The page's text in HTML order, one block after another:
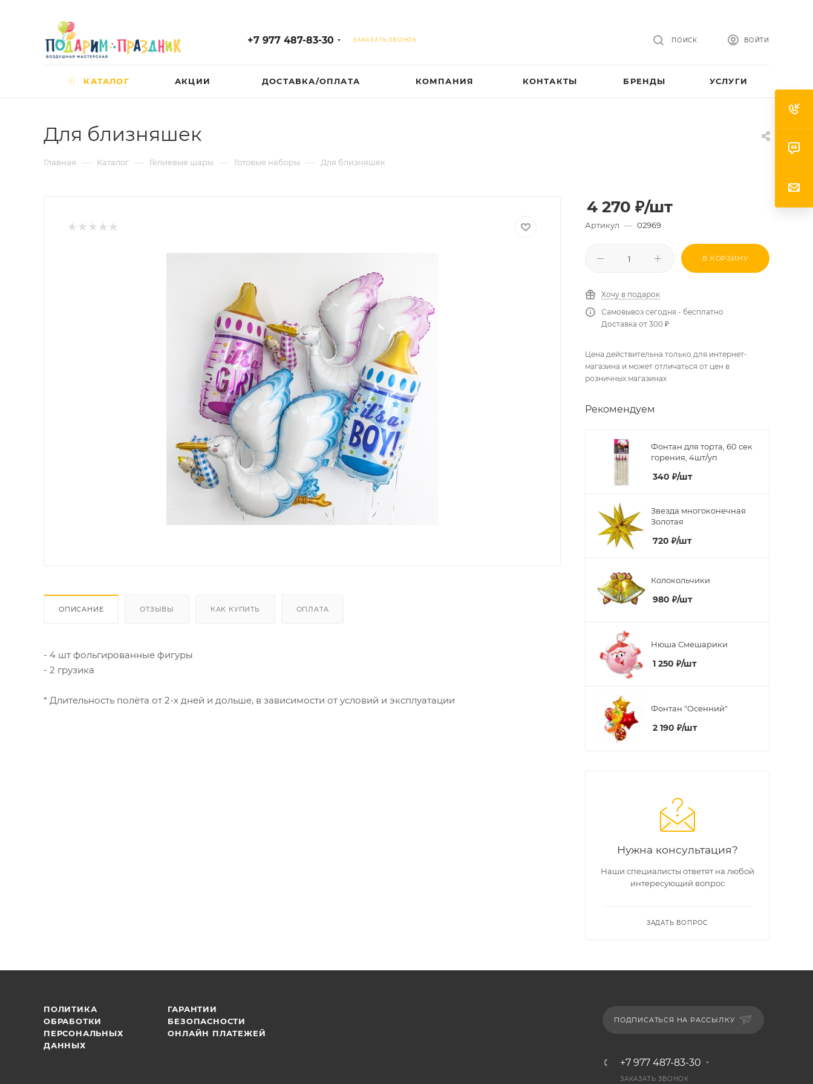
+7 977 487-83-30 ЗАКАЗАТЬ ЗВОНОК ВОЙТИ
ПОИСК
КАТАЛОГ АКЦИИ ДОСТАВКА/ОПЛАТА КОМПАНИЯ КОНТАКТЫ БРЕНДЫ УСЛУГИ
Для близняшек
Главная — Каталог — Гелиевые шары — Готовые наборы — Для близняшек
ОПИСАНИЕ ОТЗЫВЫ КАК КУПИТЬ ОПЛАТА
- 4 шт фольгированные фигуры
- 2 грузика
* Длительность полёта от 2-х дней и дольше, в зависимости от условий и эксплуатации
4 270 ₽/шт
Артикул — 02969
В КОРЗИНУ
Хочу в подарок
Самовывоз сегодня - бесплатно
Доставка от 300 ₽
Цена действительна только для интернет-
магазина и может отличаться от цен в
розничных магазинах
Рекомендуем
Фонтан для торта, 60 сек
горения, 4шт/уп
340 ₽/шт
Звезда многоконечная
Золотая
720 ₽/шт
Колокольчики
980 ₽/шт
Нюша Смешарики
1 250 ₽/шт
Фонтан "Осенний"
2 190 ₽/шт
Нужна консультация?
Наши специалисты ответят на любой
интересующий вопрос
ЗАДАТЬ ВОПРОС
ПОЛИТИКА
ОБРАБОТКИ
ПЕРСОНАЛЬНЫХ
ДАННЫХ
ГАРАНТИИ
БЕЗОПАСНОСТИ
ОНЛАЙН ПЛАТЕЖЕЙ
ПОДПИСАТЬСЯ НА РАССЫЛКУ
+7 977 487-83-30
ЗАКАЗАТЬ ЗВОНОК